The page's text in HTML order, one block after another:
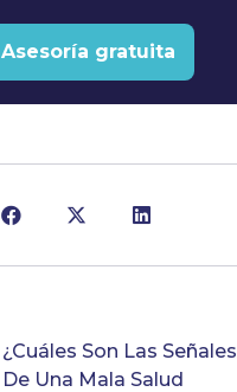
Asesoría gratuita
¿Cuáles Son Las Señales
De Una Mala Salud